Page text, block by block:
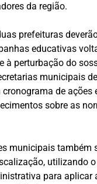
da região.
prefeituras
educativas
à perturbação do
municipais
de ações
sobre as
municipais também
utilizando
para aplicar